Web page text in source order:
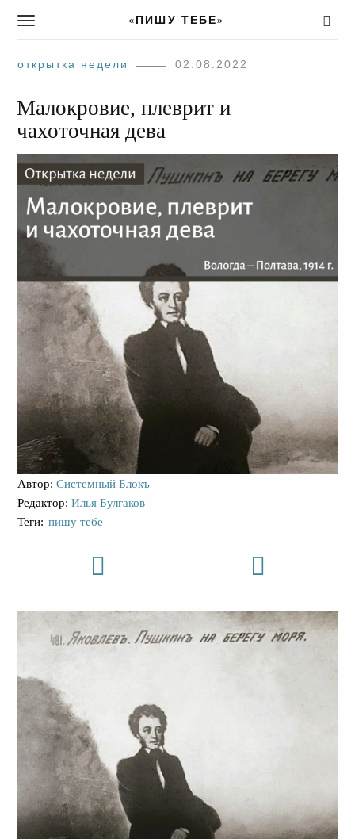
T
g
e
a
v
i
g
a
i
«ПИШУ ТЕБЕ»
открытка недели 02.08.2022
Малокровие, плеврит и
чахоточная дева
Автор: Системный Блокъ
Редактор: Илья Булгаков
Теги: пишу тебе